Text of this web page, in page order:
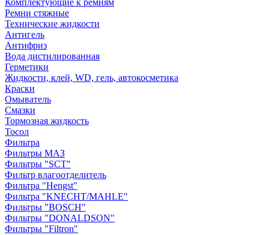
Комплектующие к ремням
Ремни стяжные
Технические жидкости
Антигель
Антифриз
Вода дистилированная
Герметики
Жидкости, клей, WD, гель, автокосметика
Краски
Омыватель
Смазки
Тормозная жидкость
Тосол
Фильтра
Фильтры МАЗ
Фильтры "SCT"
Фильтр влагоотделитель
Фильтра "Hengst"
Фильтра "KNECHT/MAHLE"
Фильтры "BOSCH"
Фильтры "DONALDSON"
Фильтры "Filtron"